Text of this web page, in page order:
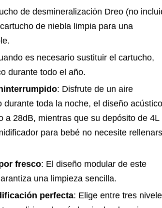
de desmineralización Dreo (no
de niebla limpia para una
es necesario sustituir el cartucho,
durante todo el año.
: Disfrute de un aire
durante toda la noche, el diseño acústico
a 28dB, mientras que su depósito de 4L
para bebé no necesite
fresco: El diseño modular de este
una limpieza sencilla.
perfecta: Elige entre tres